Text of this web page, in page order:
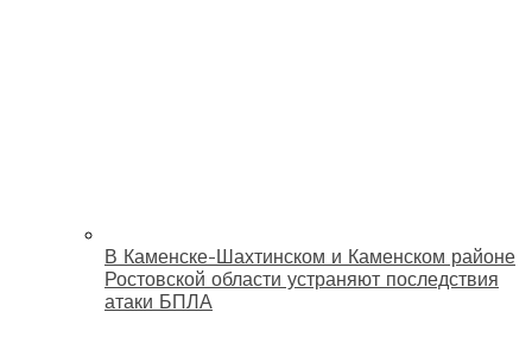
В Каменске-Шахтинском и Каменском районе
Ростовской области устраняют последствия
атаки БПЛА